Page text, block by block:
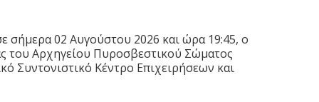
σήμερα 02 Αυγούστου 2026 και ώρα 19:45, ο
του Αρχηγείου Πυροσβεστικού Σώματος
Συντονιστικό Κέντρο Επιχειρήσεων και